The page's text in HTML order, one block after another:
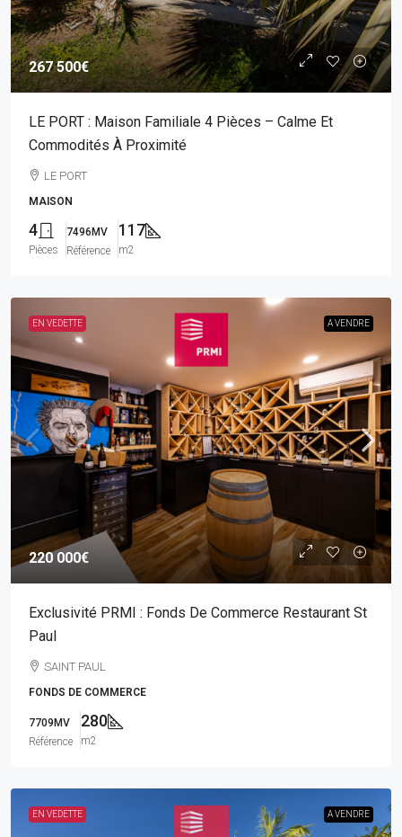
267 500€
LE PORT : Maison Familiale 4 Pièces – Calme Et
Commodités À Proximité
LE PORT
MAISON
4
Pièces
7496MV
Référence
117
m2
EN VEDETTE A VENDRE
220 000€
Exclusivité PRMI : Fonds De Commerce Restaurant St
Paul
SAINT PAUL
FONDS DE COMMERCE
7709MV
Référence
280
m2
EN VEDETTE A VENDRE